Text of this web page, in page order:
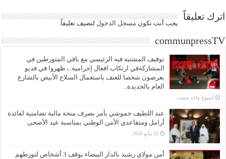
اترك تعليقاً
يجب أنت تكون مسجل الدخول لتضيف تعليقاً.
communpressTV
توقيف المشتبه فيه الرئيسي مع باقي المتورطين في
المشاركةفي ارتكاب افعال إجرامية..، ظهروا في فديو
يعرضون شخصا للعنف باستعمال السلاح الأبيض بالشارع
العام بالجديدة..
‏أسبوع واحد مضت
عبد اللطيف حموشي يأمر بصرف منحة مالية تضامنية لفائدة
أرامل ومتقاعدي الأمن الوطني بمناسبة عيد الأضحى
22 مايو 2026
أمن مولاي رشيد بالدار البيضاء يوقف 3 أشخاص لتورطهم